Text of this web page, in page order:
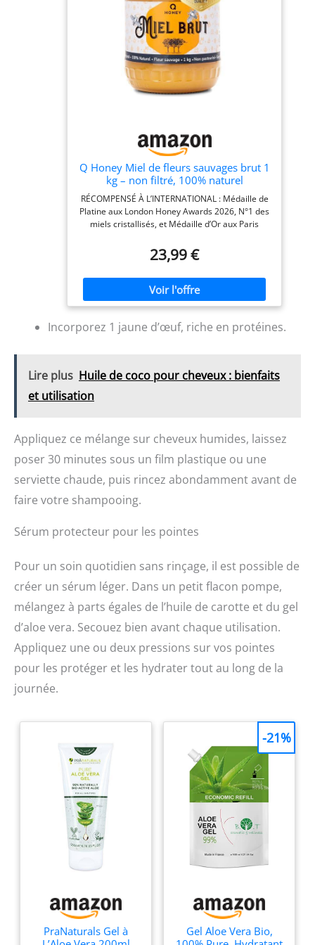
particulière à la récolte, pour vous proposer un
miel naturel, RECOLTE A FROID, non chauffé, non
issu de mélanges et non pasteurisé. Du PLAISIR à
chaque cuiller ! Que ce soit occasionnel ou
quotidien, le miel est idéal seul, en cuisine ou
pour sucrer vos aliments.
Q Honey Miel de fleurs sauvages brut 1
kg – non filtré, 100% naturel
RÉCOMPENSÉ À L’INTERNATIONAL : Médaille de
Platine aux London Honey Awards 2026, N°1 des
miels cristallisés, et Médaille d’Or aux Paris
ORIGINE LITUANIE : Pas un mélange anonyme –
un miel à l'origine unique et clairement traçable
sans filtration – tous les pollens et enzymes
naturelles préservés. 100% NATUREL : Ni
chauffé, ni pasteurisé, sans additif ni sucre
ajouté. Rien d'ajouté, rien de retiré GOÛT
FLORAL & DÉLICAT : Issu du nectar
Un miel brut cristallise naturellement – la preuve
NOUVEAU FLUIDE SI VOUS PRÉFÉREZ : Vous
remuez doucement. Le miel retrouve sa fluidité
sans perdre ses enzymes, son arôme ni sa
qualité. RÉCOLTÉ PAR DES APICULTEURS :
Récolté avec soin et mis en pot délicatement,
pour préserver tout son arôme GRAND POT D'1
KG : Idéal pour toute la famille et tous les
: Sur une tartine, dans un yaourt, avec du
fromage, pour sucrer un thé ou en pâtisserie.
23,99 €
Incorporez 1 jaune d’œuf, riche en protéines.
Lire plus Huile de coco pour cheveux : bienfaits
et utilisation
Appliquez ce mélange sur cheveux humides, laissez
poser 30 minutes sous un film plastique ou une
serviette chaude, puis rincez abondamment avant de
faire votre shampooing.
Sérum protecteur pour les pointes
Pour un soin quotidien sans rinçage, il est possible de
créer un sérum léger. Dans un petit flacon pompe,
mélangez à parts égales de l’huile de carotte et du gel
d’aloe vera. Secouez bien avant chaque utilisation.
Appliquez une ou deux pressions sur vos pointes
pour les protéger et les hydrater tout au long de la
journée.
PraNaturals Gel à
Gel Aloe Vera Bio,
-21%